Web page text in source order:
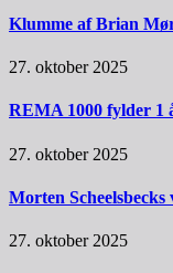
Klumme af Brian
27. oktober 2025
REMA 1000 fylder 1
27. oktober 2025
Morten
27. oktober 2025